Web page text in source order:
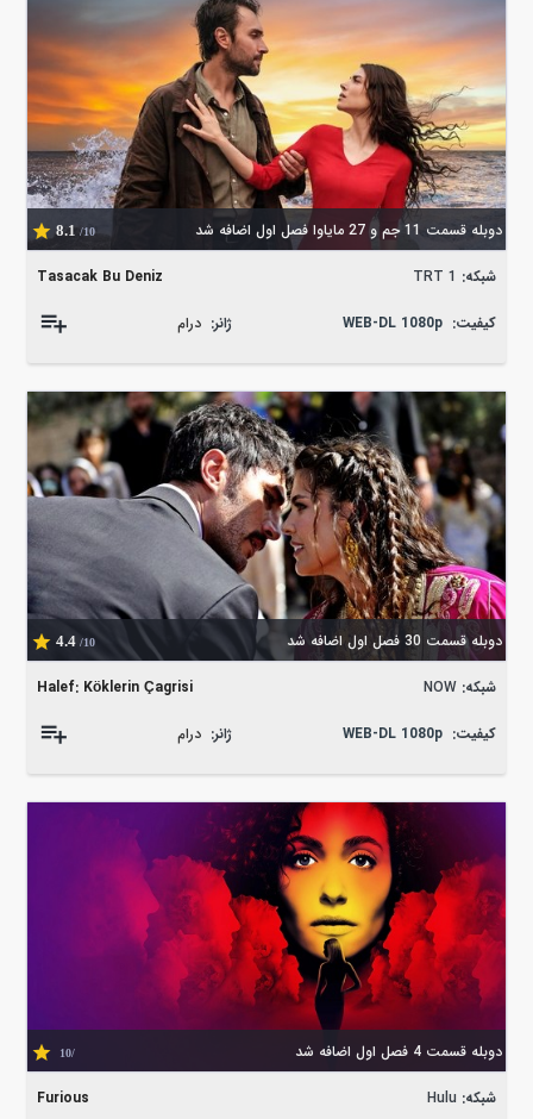
دوبله قسمت 11 جم و 27 مایاوا فصل اول اضافه شد 8.1 /10
Tasacak Bu Deniz شبکه: TRT 1
کیفیت: WEB-DL 1080p ژانر: درام
دوبله قسمت 30 فصل اول اضافه شد 4.4 /10
Halef: Köklerin Çagrisi شبکه: NOW
کیفیت: WEB-DL 1080p ژانر: درام
دوبله قسمت 4 فصل اول اضافه شد /10
Furious شبکه: Hulu